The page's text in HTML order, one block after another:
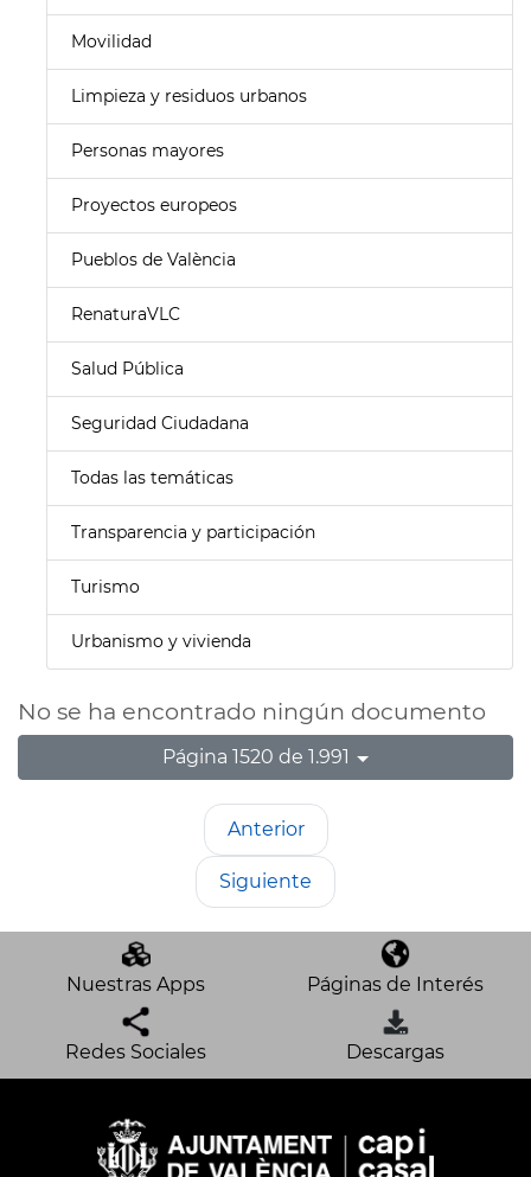
Movilidad
Limpieza y residuos urbanos
Personas mayores
Proyectos europeos
Pueblos de València
RenaturaVLC
Salud Pública
Seguridad Ciudadana
Todas las temáticas
Transparencia y participación
Turismo
Urbanismo y vivienda
No se ha encontrado ningún documento
Página 1520 de 1.991
Anterior
Siguiente
Nuestras Apps Páginas de Interés
Redes Sociales Descargas